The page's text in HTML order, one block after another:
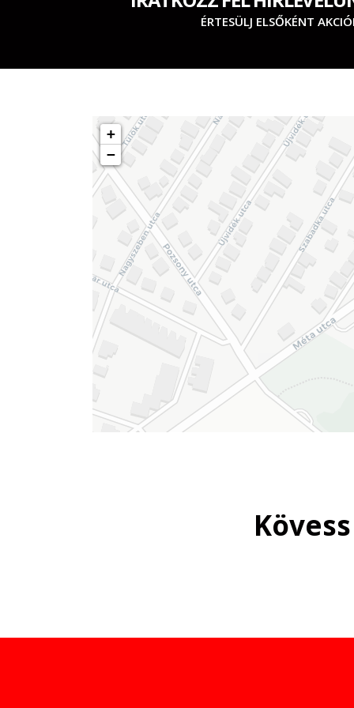
ÉRTESÜLJ ELSŐKÉNT
+
−